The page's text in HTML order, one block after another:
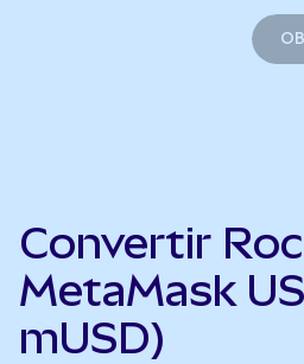
Convertir
MetaMask
mUSD)